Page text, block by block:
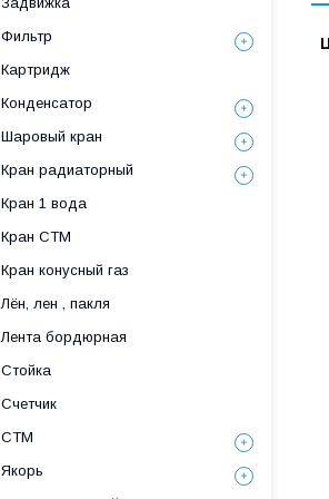
Фильтр
Картридж
Конденсатор
Шаровый кран
Кран радиаторный
Кран 1 вода
Кран СТМ
Кран конусный газ
Лён, лен , пакля
Лента бордюрная
Стойка
Счетчик
СТМ
Якорь